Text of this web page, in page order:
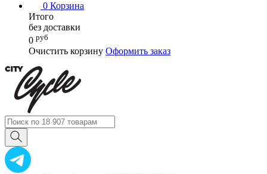
0 Корзина
Итого
без доставки
0 руб
Очистить корзину Оформить заказ